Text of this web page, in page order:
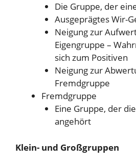
Die Gruppe, der
Ausgeprägtes Wir-
Neigung zur
Eigengruppe –
sich zum Positiven
Neigung zur
Fremdgruppe
Fremdgruppe
Eine Gruppe, der
angehört
Klein- und Großgruppen